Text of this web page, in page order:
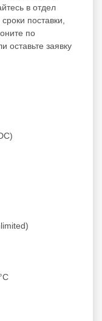
в отдел
поставки,
по
оставьте заявку